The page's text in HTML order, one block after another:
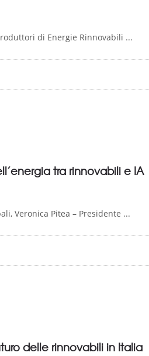
di Energie Rinnovabili ...
tra rinnovabili e IA
Veronica Pitea – Presidente ...
delle rinnovabili in Italia